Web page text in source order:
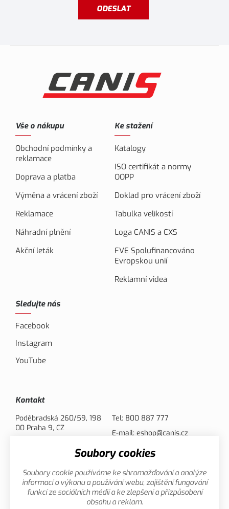
ODESLAT
Vše o nákupu
Obchodní podmínky a
reklamace
Doprava a platba
Výměna a vrácení zboží
Reklamace
Náhradní plnění
Akční leták
Ke stažení
Katalogy
ISO certifikát a normy
OOPP
Doklad pro vrácení zboží
Tabulka velikostí
Loga CANIS a CXS
FVE Spolufinancováno
Evropskou unií
Reklamní videa
Sledujte nás
Facebook
Instagram
YouTube
Kontakt
Poděbradská 260/59, 198
00 Praha 9, CZ
Tel: 800 887 777
E-mail: eshop@canis.cz
Možnosti platby
Soubory cookies
Soubory cookie používáme ke shromažďování a analýze
informací o výkonu a používání webu, zajištění fungování
funkcí ze sociálních médií a ke zlepšení a přizpůsobení
obsahu a reklam.